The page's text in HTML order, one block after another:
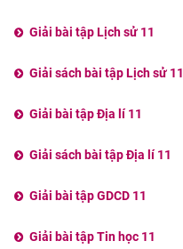
Giải bài tập Lịch sử 11
Giải sách bài tập Lịch sử 11
Giải bài tập Địa lí 11
Giải sách bài tập Địa lí 11
Giải bài tập GDCD 11
Giải bài tập Tin học 11